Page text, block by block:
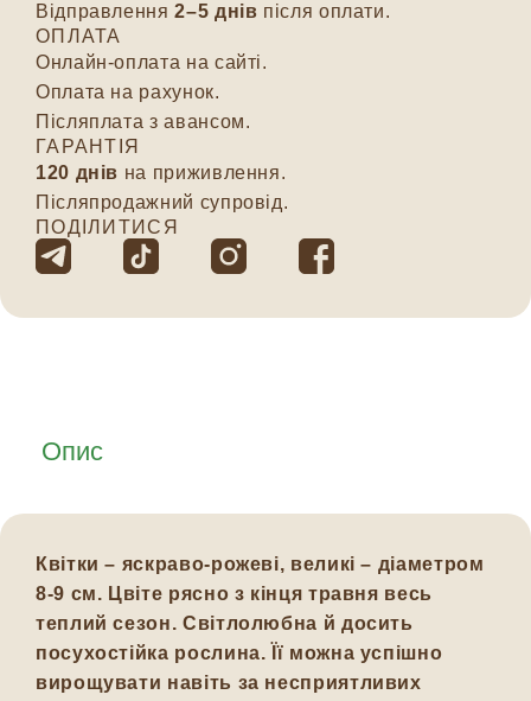
Відправлення2–5 днів після оплати.
ОПЛАТА
Онлайн-оплата на сайті.
Оплата на рахунок.
Післяплата з авансом.
ГАРАНТІЯ
120 днів на приживлення.
Післяпродажний супровід.
ПОДІЛИТИСЯ
Опис
Квітки – яскраво-рожеві, великі – діаметром
8-9 см. Цвіте рясно з кінця травня весь
теплий сезон. Світлолюбна й досить
посухостійка рослина. Її можна успішно
вирощувати навіть за несприятливих